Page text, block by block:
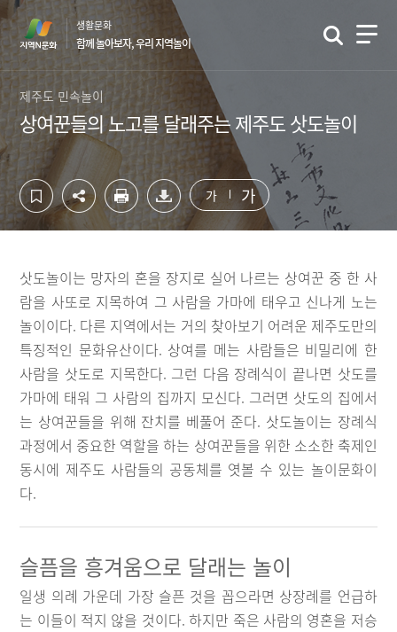
텐
츠
영
역
바
로
가
기
단
영
역
바
로
가
기
생활문화
함께 놀아보자, 우리 지역놀이
제주도 민속놀이
상여꾼들의 노고를 달래주는 제주도 삿도놀이
가 가
삿도놀이는 망자의 혼을 장지로 실어 나르는 상여꾼 중 한 사
람을 사또로 지목하여 그 사람을 가마에 태우고 신나게 노는
놀이이다. 다른 지역에서는 거의 찾아보기 어려운 제주도만의
특징적인 문화유산이다. 상여를 메는 사람들은 비밀리에 한
사람을 삿도로 지목한다. 그런 다음 장례식이 끝나면 삿도를
가마에 태워 그 사람의 집까지 모신다. 그러면 삿도의 집에서
는 상여꾼들을 위해 잔치를 베풀어 준다. 삿도놀이는 장례식
과정에서 중요한 역할을 하는 상여꾼들을 위한 소소한 축제인
동시에 제주도 사람들의 공동체를 엿볼 수 있는 놀이문화이
다.
슬픔을 흥겨움으로 달래는 놀이
일생 의례 가운데 가장 슬픈 것을 꼽으라면 상장례를 언급하
는 이들이 적지 않을 것이다. 하지만 죽은 사람의 영혼을 저승